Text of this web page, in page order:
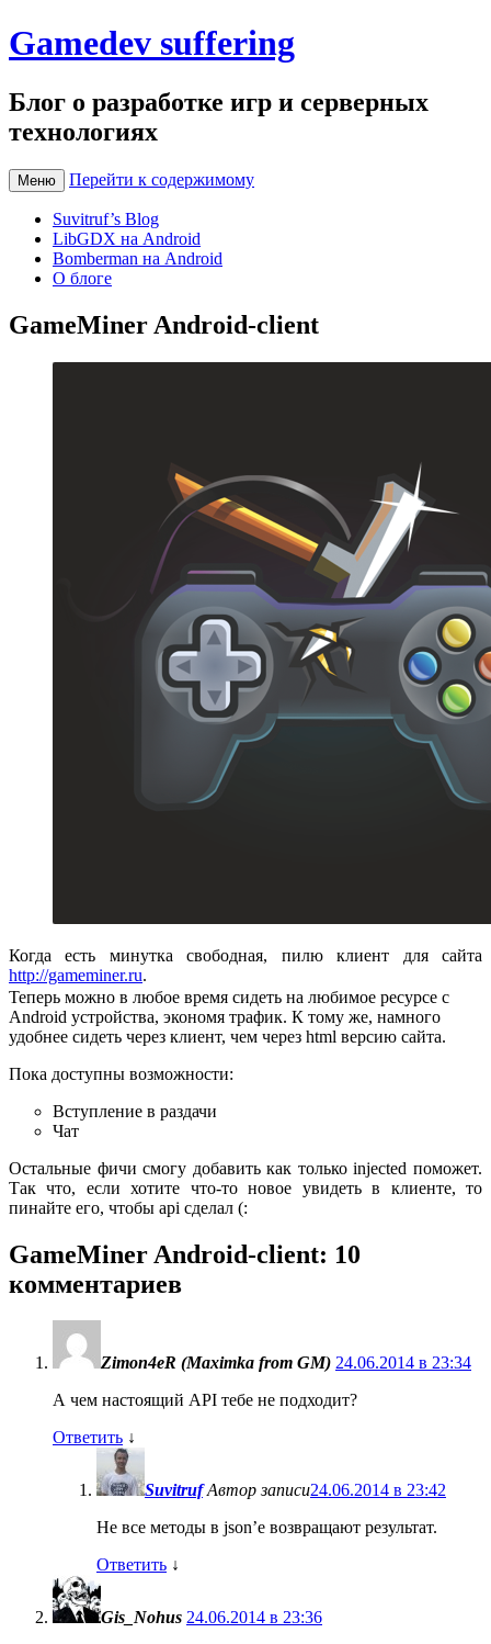
Gamedev suffering
Блог о разработке игр и серверных
технологиях
Меню Перейти к содержимому
Suvitruf’s Blog
LibGDX на Android
Bomberman на Android
О блоге
GameMiner Android-client
Когда есть минутка свободная, пилю клиент для сайта
http://gameminer.ru.
Теперь можно в любое время сидеть на любимое ресурсе с
Android устройства, экономя трафик. К тому же, намного
удобнее сидеть через клиент, чем через html версию сайта.
Пока доступны возможности:
Вступление в раздачи
Чат
Остальные фичи смогу добавить как только injected поможет.
Так что, если хотите что-то новое увидеть в клиенте, то
пинайте его, чтобы api сделал (:
GameMiner Android-client: 10
комментариев
Zimon4eR (Maximka from GM) 24.06.2014 в 23:34
А чем настоящий API тебе не подходит?
Ответить ↓
Suvitruf Автор записи24.06.2014 в 23:42
Не все методы в json’е возвращают результат.
Ответить ↓
Gis_Nohus 24.06.2014 в 23:36